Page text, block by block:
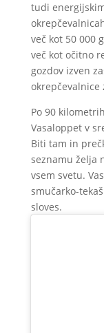
tudi
več kot 50 000
več kot očitno
gozdov izven
okrepčevalnice
Po 90
Vasaloppet v
Biti tam in
seznamu želja
vsem svetu.
smučarko-
sloves.